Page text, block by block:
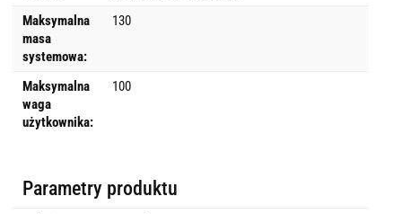
Maksymalna
masa
systemowa:
130
Maksymalna
waga
użytkownika:
100
Parametry produktu